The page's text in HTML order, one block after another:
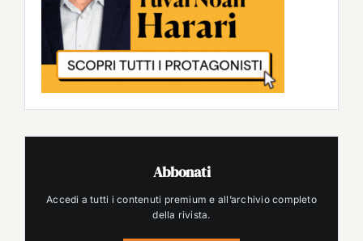
Abbonati
Accedi a tutti i contenuti premium e all’archivio completo
della rivista.